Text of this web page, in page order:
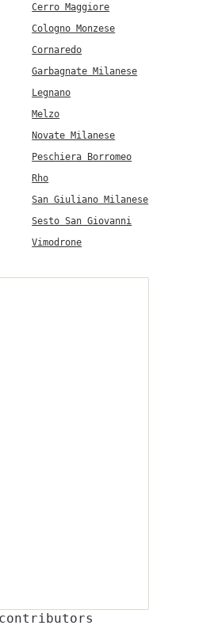
Cerro Maggiore
Cologno Monzese
Cornaredo
Garbagnate Milanese
Legnano
Melzo
Novate Milanese
Peschiera Borromeo
Rho
San Giuliano Milanese
Sesto San Giovanni
Vimodrone
contributors